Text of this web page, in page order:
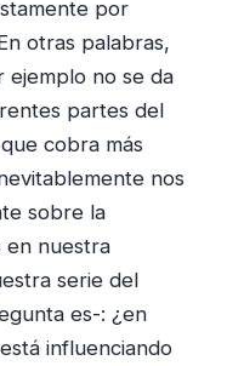
por
otras palabras,
ejemplo no se da
partes del
cobra más
nos
sobre la
en nuestra
serie del
es-: ¿en
influenciando